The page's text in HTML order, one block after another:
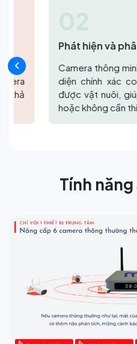
02
Phát hiện và phân
Camera thông minh
diện chính xác con
được vật nuôi, giúp
hoặc không cần thiết.
Tính